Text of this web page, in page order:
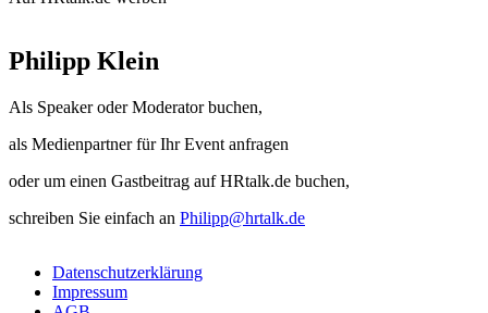
Philipp Klein
Als Speaker oder Moderator buchen,
als Medienpartner für Ihr Event anfragen
oder um einen Gastbeitrag auf HRtalk.de buchen,
schreiben Sie einfach an Philipp@hrtalk.de
Datenschutzerklärung
Impressum